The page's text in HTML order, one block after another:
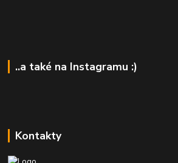
..a také na Instagramu :)
Kontakty